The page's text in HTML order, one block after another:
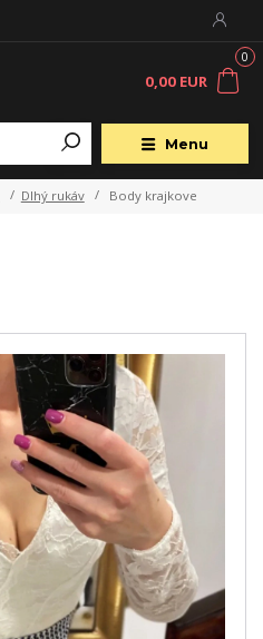
Menu
0
0,00 EUR
Dlhý rukáv Body krajkove